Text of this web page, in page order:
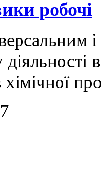
робочі
діяльності